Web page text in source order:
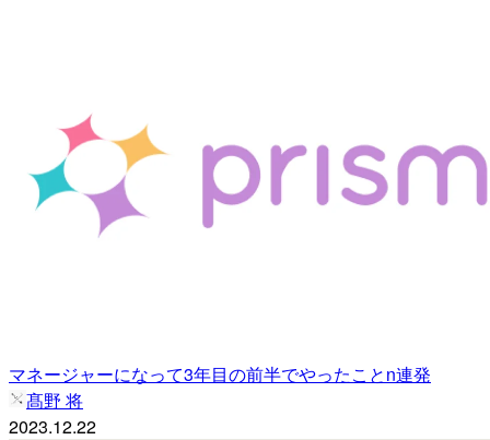
マネージャーになって3年目の前半でやったことn連発
髙野 将
2023.12.22